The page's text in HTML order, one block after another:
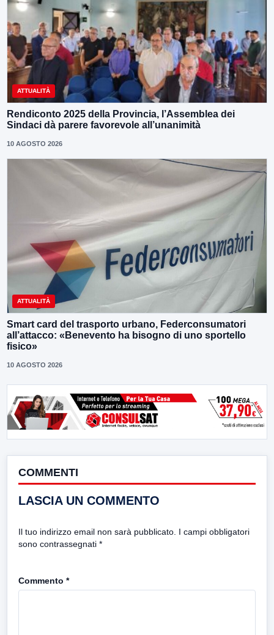
ATTUALITÀ
Rendiconto 2025 della Provincia, l’Assemblea dei
Sindaci dà parere favorevole all’unanimità
10 AGOSTO 2026
ATTUALITÀ
Smart card del trasporto urbano, Federconsumatori
all’attacco: «Benevento ha bisogno di uno sportello
fisico»
10 AGOSTO 2026
COMMENTI
LASCIA UN COMMENTO
Il tuo indirizzo email non sarà pubblicato. I campi obbligatori
sono contrassegnati *
Commento *